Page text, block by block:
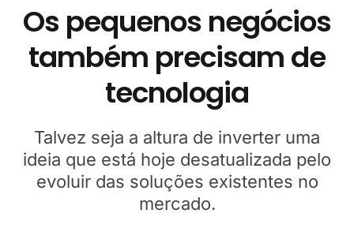
Os pequenos negócios
também precisam de
tecnologia
Talvez seja a altura de inverter uma
ideia que está hoje desatualizada pelo
evoluir das soluções existentes no
mercado.